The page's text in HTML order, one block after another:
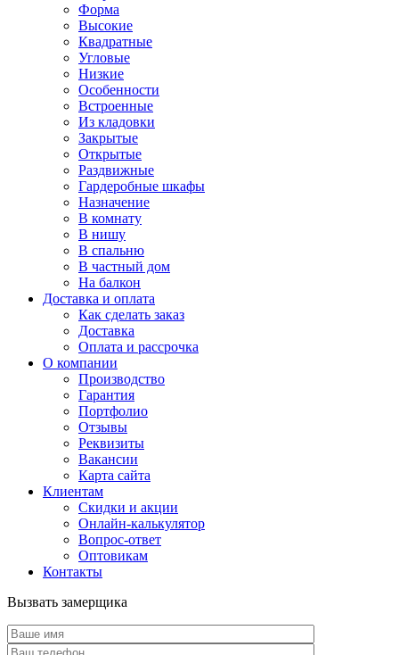
Форма
Высокие
Квадратные
Угловые
Низкие
Особенности
Встроенные
Из кладовки
Закрытые
Открытые
Раздвижные
Гардеробные шкафы
Назначение
В комнату
В нишу
В спальню
В частный дом
На балкон
Доставка и оплата
Как сделать заказ
Доставка
Оплата и рассрочка
О компании
Производство
Гарантия
Портфолио
Отзывы
Реквизиты
Вакансии
Карта сайта
Клиентам
Скидки и акции
Онлайн-калькулятор
Вопрос-ответ
Оптовикам
Контакты
Вызвать замерщика